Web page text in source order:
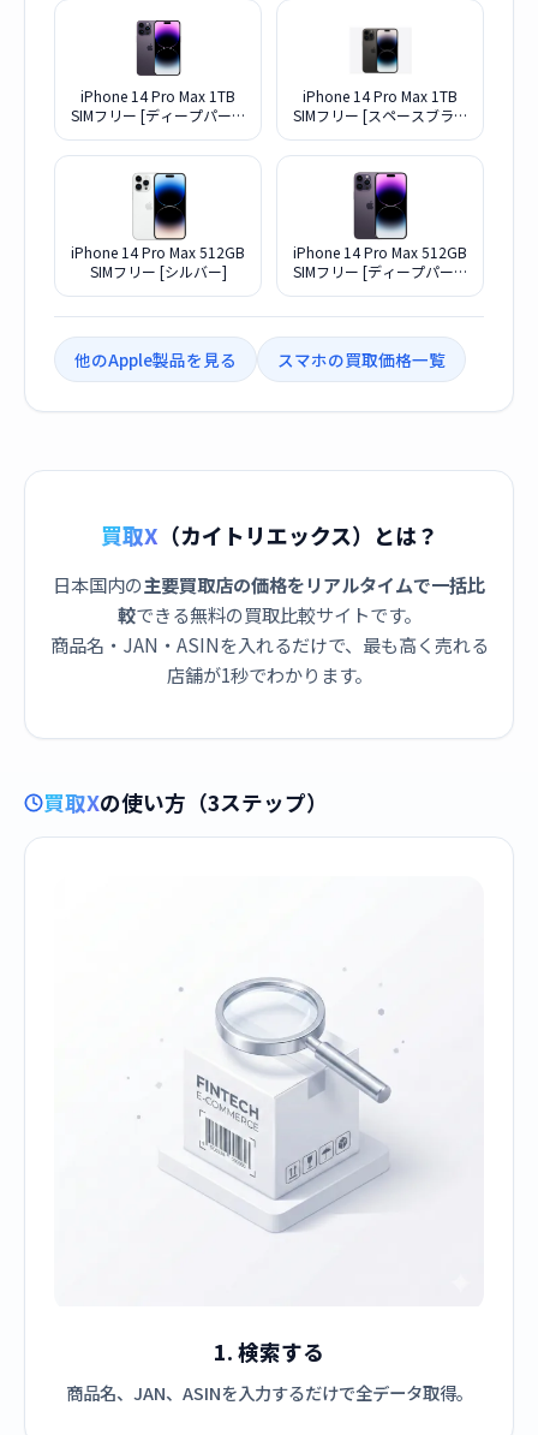
iPhone 14 Pro Max 1TB
SIMフリー [ディープパープ
iPhone 14 Pro Max 1TB
SIMフリー [スペースブラッ
iPhone 14 Pro Max 512GB
SIMフリー [シルバー]
iPhone 14 Pro Max 512GB
SIMフリー [ディープパープ
他のApple製品を見る スマホの買取価格一覧
買取X （カイトリエックス）とは？
日本国内の主要買取店の価格をリアルタイムで一括比
較できる無料の買取比較サイトです。
商品名・JAN・ASINを入れるだけで、最も高く売れる
店舗が1秒でわかります。
買取Xの使い方（3ステップ）
1. 検索する
商品名、JAN、ASINを入力するだけで全データ取得。